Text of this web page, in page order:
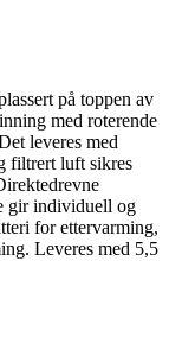
på toppen av
med roterende
leveres med
filtrert luft sikres
gir individuell og
for ettervarming,
Leveres med 5,5